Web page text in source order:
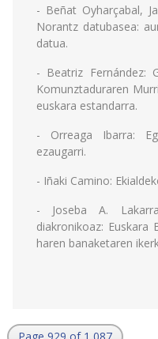
- Beñat Oyharçabal,
Norantz datubasea:
datua.
- Beatriz Fernández:
Komunztaduraren
euskara estandarra.
- Orreaga Ibarra:
ezaugarri.
- Iñaki Camino:
- Joseba A.
diakronikoaz: Euskara
haren banaketaren